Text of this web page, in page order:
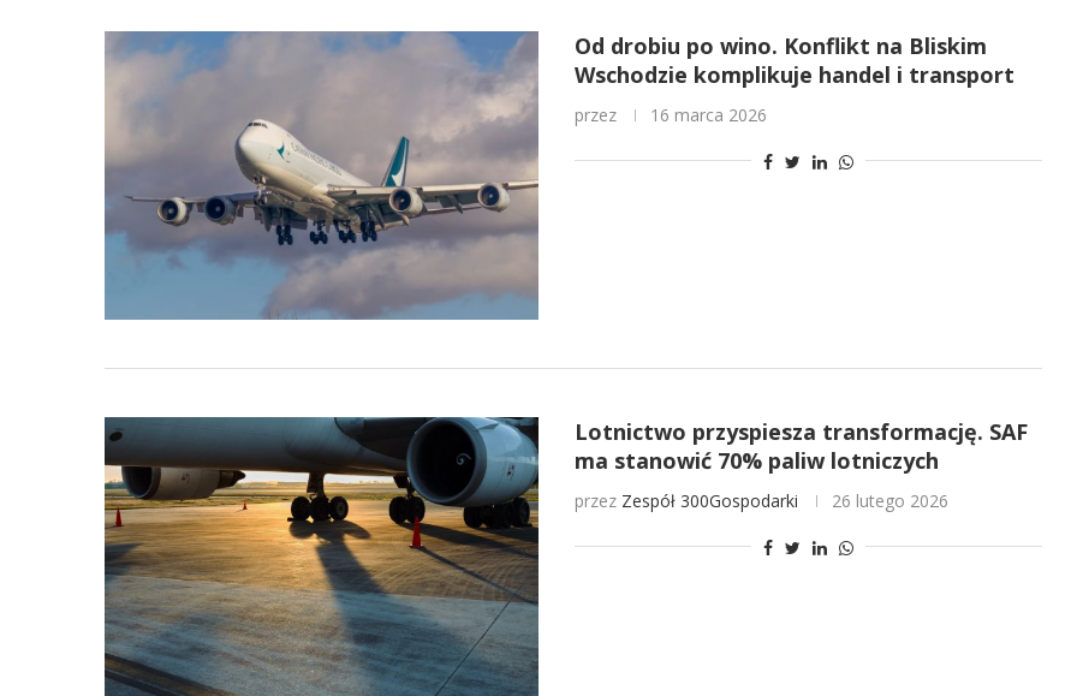
Od drobiu po wino. Konflikt na Bliskim
Wschodzie komplikuje handel i transport
przez 16 marca 2026
Lotnictwo przyspiesza transformację. SAF
ma stanowić 70% paliw lotniczych
przez Zespół 300Gospodarki 26 lutego 2026